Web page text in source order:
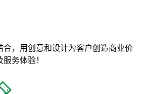
合，用创意和设计为客户创造商业价
务体验！